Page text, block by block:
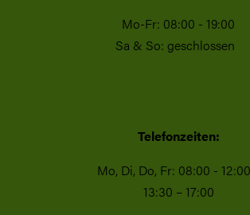
Mo-Fr: 08:00 - 19:00
Sa & So: geschlossen
Telefonzeiten:
Mo, Di, Do, Fr: 08:00 -
13:30 – 17:00